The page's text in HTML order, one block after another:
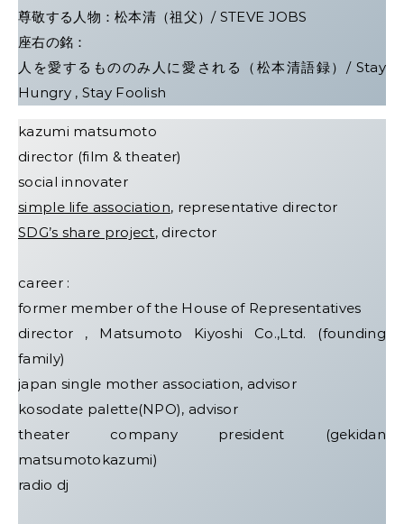
尊敬する人物：松本清（祖父）/ STEVE JOBS
座右の銘：
人を愛するもののみ人に愛される（松本清語録）/ Stay
Hungry , Stay Foolish
kazumi matsumoto
director (film & theater)
social innovater
simple life association, representative director
SDG’s share project, director
career :
former member of the House of Representatives
director , Matsumoto Kiyoshi Co.,Ltd. (founding
family)
japan single mother association, advisor
kosodate palette(NPO), advisor
theater company president (gekidan
matsumotokazumi)
radio dj